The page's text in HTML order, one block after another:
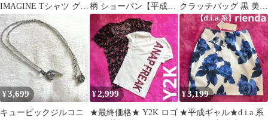
IMAGINE Tシャツ グレ
ー
柄 ショーパン【平成ギ
ャル】ボルドー ２５イ
ンチ
クラッチバッグ 黒 美品
【平成ギャル】ファー
バッグ
¥3,699
キュービックジルコニ
¥2,999
★最終価格★ Y2K ロゴ
¥3,199
★平成ギャル★d.i.a.系